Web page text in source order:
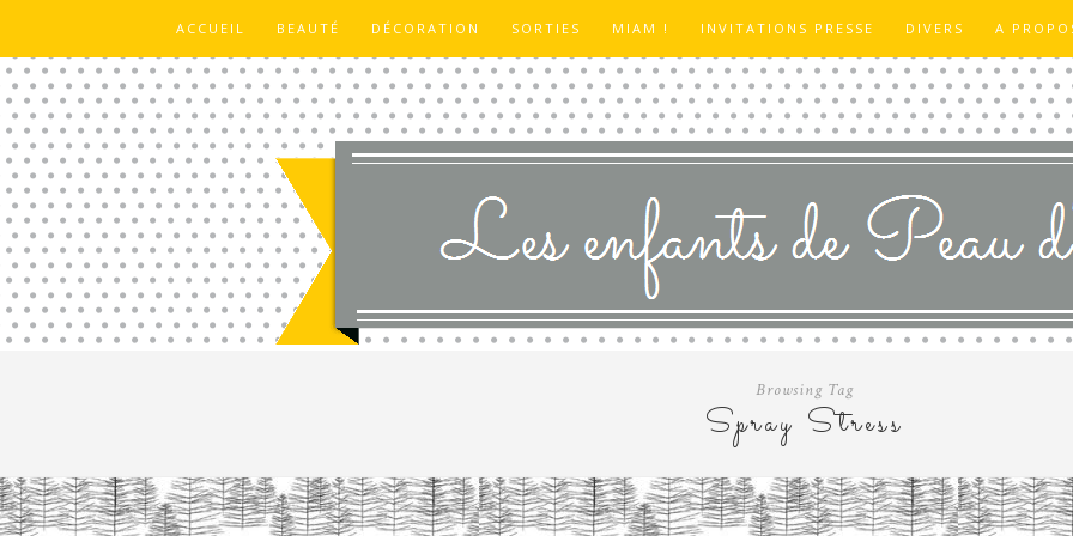
ACCUEIL BEAUTÉ DÉCORATION SORTIES MIAM ! INVITATIONS PRESSE DIVERS A
Browsing Tag
Spray Stress